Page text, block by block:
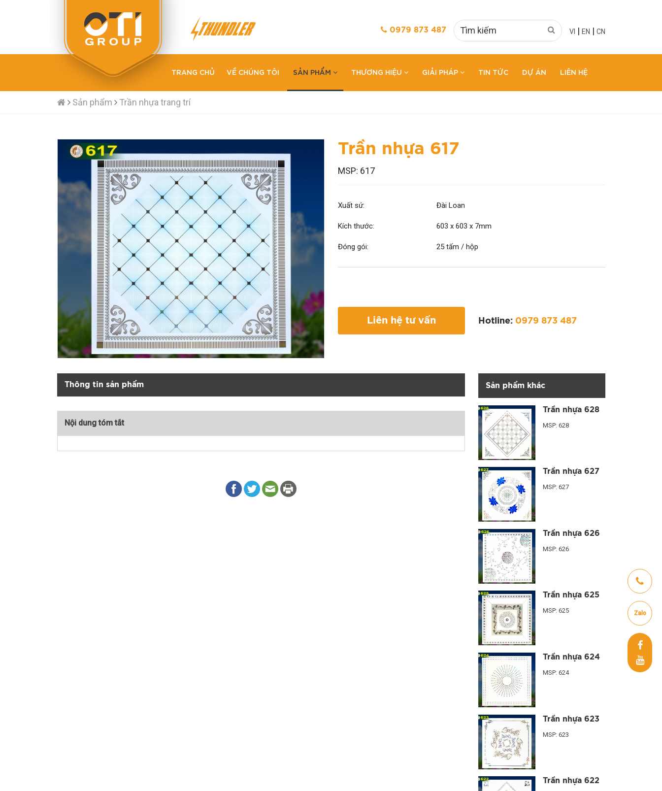
VI | EN | CN
0979 873 487
TRANG CHỦ VỀ CHÚNG TÔI SẢN PHẨM THƯƠNG HIỆU GIẢI PHÁP TIN TỨC DỰ ÁN LIÊN HỆ
Zalo
Sản phẩm Trần nhựa trang trí
Trần nhựa 617
MSP: 617
Xuất sứ: Đài Loan
Kích thước: 603 x 603 x 7mm
Đóng gói: 25 tấm / hộp
Liên hệ tư vấn Hotline: 0979 873 487
Thông tin sản phẩm
Nội dung tóm tắt
Sản phẩm khác
Trần nhựa 628
MSP: 628
Trần nhựa 627
MSP: 627
Trần nhựa 626
MSP: 626
Trần nhựa 625
MSP: 625
Trần nhựa 624
MSP: 624
Trần nhựa 623
MSP: 623
Trần nhựa 622